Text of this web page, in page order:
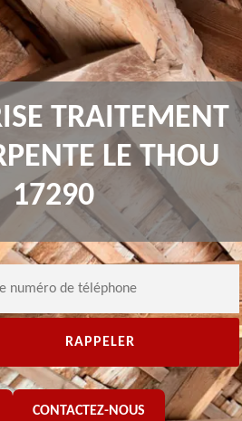
TRAITEMENT
LE THOU
17290
CONTACTEZ-NOUS